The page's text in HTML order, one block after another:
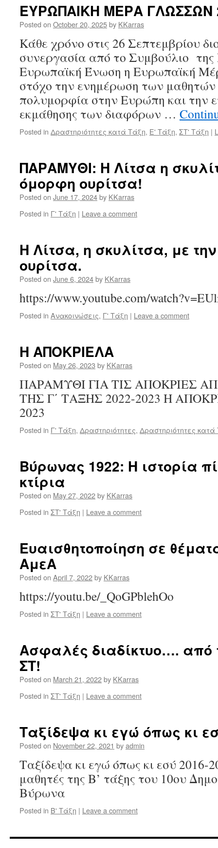
ΕΥΡΩΠΑΙΚΗ ΜΕΡΑ ΓΛΩΣΣΩΝ
Posted on October 20, 2025by KKarras
Κάθε χρόνο στις 26 Σεπτεμβρίου
συνεργασία από το Συμβούλιο
Ευρωπαϊκή Ένωση η Ευρωπαϊκή
στόχο την ενημέρωση των μαθητών
πολυμορφία στην Ευρώπη και την
εκμάθησης των διαφόρων …
Posted in Δραστηριότητες κατά Τάξη, Ε' Τάξη, ΣΤ' Τάξη |
ΠΑΡΑΜΥΘΙ: Η Λίτσα η
όμορφη ουρίτσα!
Posted on June 17, 2024by KKarras
Posted in Γ' Τάξη | Leave a comment
Η Λίτσα, η σκυλίτσα, με
ουρίτσα.
Posted on June 6, 2024by KKarras
https://www.youtube.com/
Posted in Aνακοινώσεις, Γ' Τάξη | Leave a comment
Η ΑΠΟΚΡΙΕΛΑ
Posted on May 26, 2023 by KKarras
ΠΑΡΑΜΥΘΙ ΓΙΑ ΤΙΣ ΑΠΟΚΡΙΕΣ
ΤΗΣ Γ΄ ΤΑΞΗΣ 2022-2023 Η
2023
Posted in Γ' Τάξη, Δραστηριότητες, Δραστηριότητες
Βύρωνας 1922: Η ιστορία
κτίρια
Posted on May 27, 2022by KKarras
Posted in ΣΤ' Τάξη | Leave a comment
Ευαισθητοποίηση σε
ΑμεΑ
Posted on April 7, 2022by KKarras
https://youtu.be/_QoGPblehOo
Posted in ΣΤ' Τάξη | Leave a comment
Ασφαλές διαδίκτυο…. από
ΣΤ!
Posted on March 21, 2022by KKarras
Posted in ΣΤ' Τάξη | Leave a comment
Ταξίδεψα κι εγώ όπως κι
Posted on November 22, 2021 byadmin
Ταξίδεψα κι εγώ όπως κι εσύ 2016-
μαθητές της Β’ τάξης του 10ου
Βύρωνα
Posted in Β' Τάξη | Leave a comment